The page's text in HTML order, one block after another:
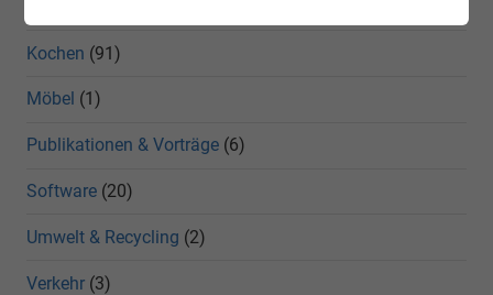
Kochen (91)
Möbel (1)
Publikationen & Vorträge (6)
Software (20)
Umwelt & Recycling (2)
Verkehr (3)